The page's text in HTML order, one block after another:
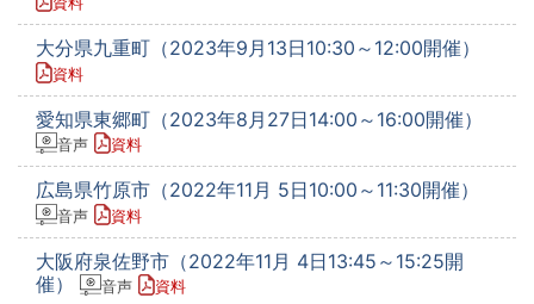
大分県九重町（2023年9月13日10:30～12:00開催）
資料
愛知県東郷町（2023年8月27日14:00～16:00開催）
音声 資料
広島県竹原市（2022年11月 5日10:00～11:30開催）
音声 資料
大阪府泉佐野市（2022年11月 4日13:45～15:25開
催）
音声 資料